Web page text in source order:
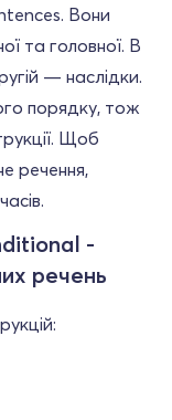
Вони
та головної. В
— наслідки.
порядку, тож
Щоб
речення,
-
речень